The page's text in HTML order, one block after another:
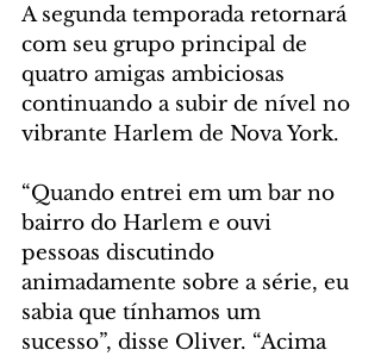
A segunda temporada retornará
com seu grupo principal de
quatro amigas ambiciosas
continuando a subir de nível no
vibrante Harlem de Nova York.
“Quando entrei em um bar no
bairro do Harlem e ouvi
pessoas discutindo
animadamente sobre a série, eu
sabia que tínhamos um
sucesso”, disse Oliver. “Acima